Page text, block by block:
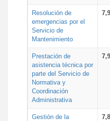
Resolución de
emergencias por el
Servicio de
Mantenimiento
Prestación de
asistencia técnica por
parte del Servicio de
Normativa y
Coordinación
Administrativa
Gestión de la